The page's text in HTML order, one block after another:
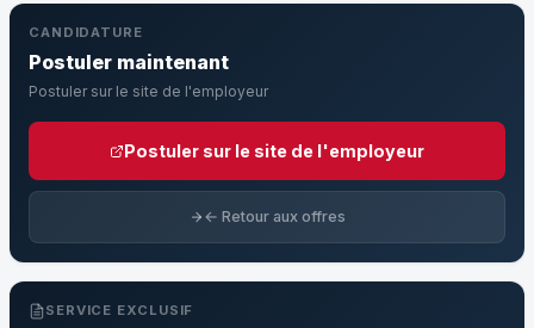
CANDIDATURE
Postuler maintenant
Postuler sur le site de l'employeur
Postuler sur le site de l'employeur
← Retour aux offres
SERVICE EXCLUSIF